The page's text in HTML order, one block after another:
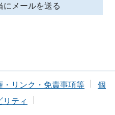
にメールを送る
・リンク・免責事項等
個
リティ